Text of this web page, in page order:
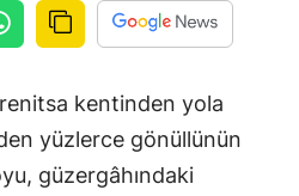
kentinden yola
yüzlerce gönüllünün
güzergâhındaki